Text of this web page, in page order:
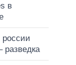
в
разведка